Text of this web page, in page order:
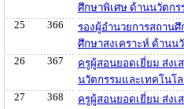
ศึกษาพิเศษ ด้านนวัตกร
25
366
รองผู้อำนวยการสถานศึ
ศึกษาสงเคราะห์ ด้านน
26
367
ครูผู้สอนยอดเยี่ยม ส่งเ
นวัตกรรมและเทคโนโ
27
368
ครูผู้สอนยอดเยี่ยม ส่งเ